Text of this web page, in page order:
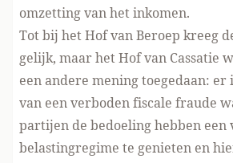
omzetting van het inkomen.
Tot bij het Hof van Beroep kreeg
gelijk, maar het Hof van Cassatie
een andere mening toegedaan: er
van een verboden fiscale fraude
partijen de bedoeling hebben een
belastingregime te genieten en